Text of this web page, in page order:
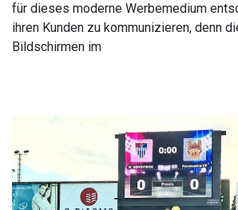
für dieses moderne Werbemedium
ihren Kunden zu kommunizieren, denn
Bildschirmen im